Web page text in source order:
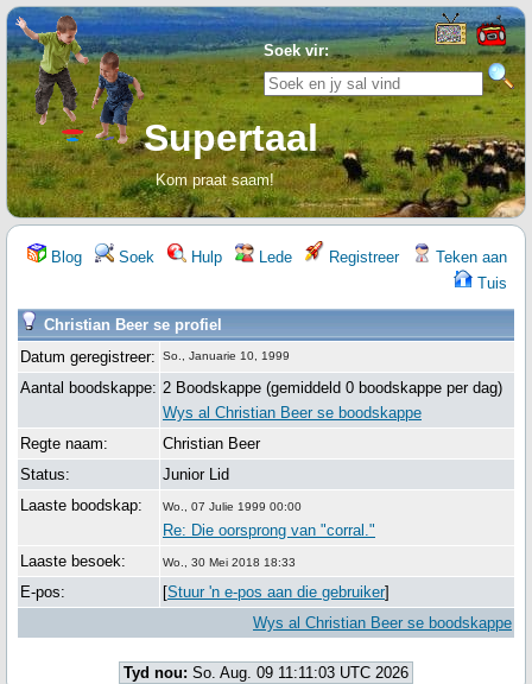
Soek vir:
Supertaal
Kom praat saam!
Blog Soek Hulp Lede Registreer
Teken aan
Tuis
Christian Beer se profiel
Datum geregistreer:
So., Januarie 10, 1999
Aantal boodskappe: 2 Boodskappe (gemiddeld 0 boodskappe per dag)
Wys al Christian Beer se boodskappe
Regte naam:
Christian Beer
Status:
Junior Lid
Laaste boodskap:
Wo., 07 Julie 1999 00:00
Re: Die oorsprong van "corral."
Laaste besoek:
Wo., 30 Mei 2018 18:33
E-pos: [Stuur 'n e-pos aan die gebruiker]
Wys al Christian Beer se boodskappe
Tyd nou: So. Aug. 09 11:11:03 UTC 2026